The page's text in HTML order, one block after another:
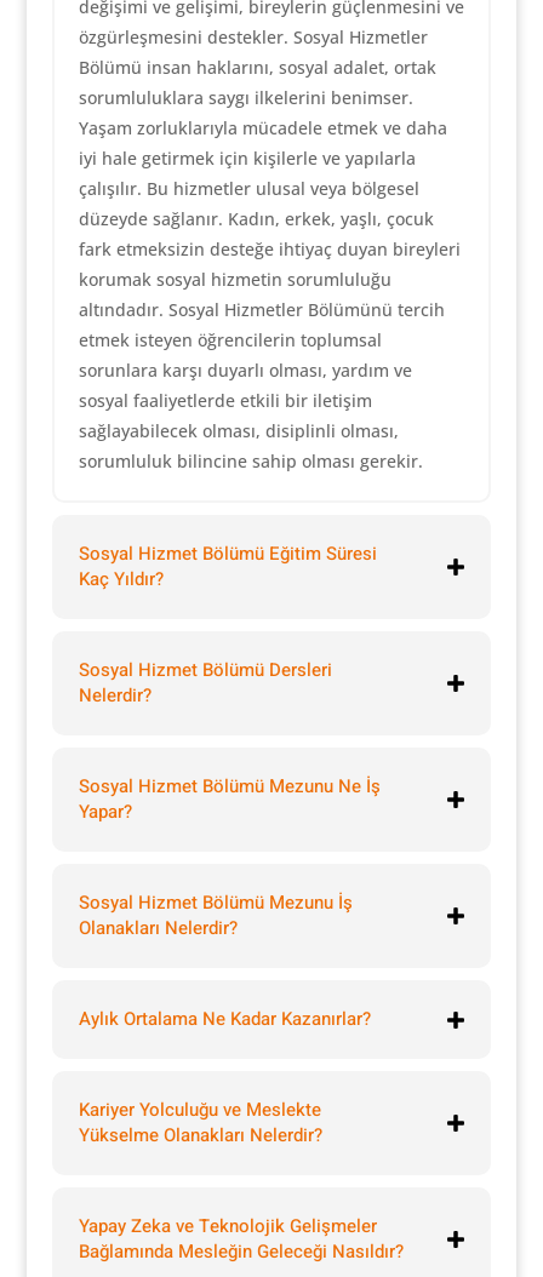
değişimi ve gelişimi, bireylerin güçlenmesini ve
özgürleşmesini destekler. Sosyal Hizmetler
Bölümü insan haklarını, sosyal adalet, ortak
sorumluluklara saygı ilkelerini benimser.
Yaşam zorluklarıyla mücadele etmek ve daha
iyi hale getirmek için kişilerle ve yapılarla
çalışılır. Bu hizmetler ulusal veya bölgesel
düzeyde sağlanır. Kadın, erkek, yaşlı, çocuk
fark etmeksizin desteğe ihtiyaç duyan bireyleri
korumak sosyal hizmetin sorumluluğu
altındadır. Sosyal Hizmetler Bölümünü tercih
etmek isteyen öğrencilerin toplumsal
sorunlara karşı duyarlı olması, yardım ve
sosyal faaliyetlerde etkili bir iletişim
sağlayabilecek olması, disiplinli olması,
sorumluluk bilincine sahip olması gerekir.
Sosyal Hizmet Bölümü Eğitim Süresi
Kaç Yıldır?
Sosyal Hizmet Bölümü Dersleri
Nelerdir?
Sosyal Hizmet Bölümü Mezunu Ne İş
Yapar?
Sosyal Hizmet Bölümü Mezunu İş
Olanakları Nelerdir?
Aylık Ortalama Ne Kadar Kazanırlar?
Kariyer Yolculuğu ve Meslekte
Yükselme Olanakları Nelerdir?
Yapay Zeka ve Teknolojik Gelişmeler
Bağlamında Mesleğin Geleceği Nasıldır?